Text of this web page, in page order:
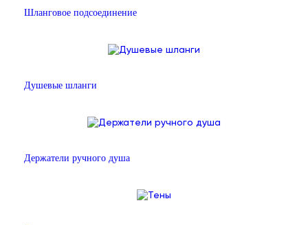
Шланговое подсоединение
Душевые шланги
Держатели ручного душа